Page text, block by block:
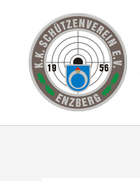
springen